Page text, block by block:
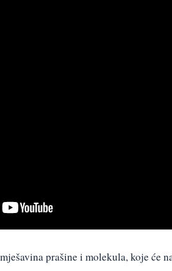
prašine i molekula, koje će